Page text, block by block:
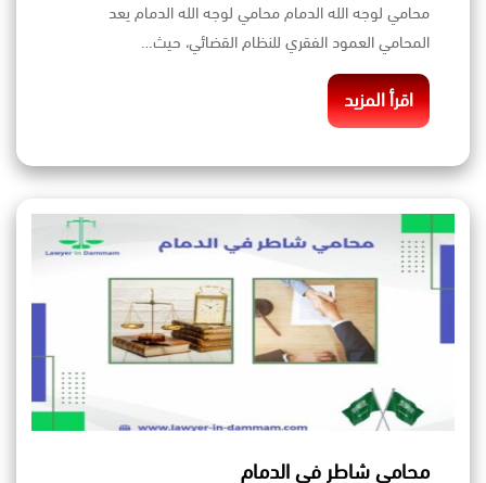
محامي لوجه الله الدمام محامي لوجه الله الدمام يعد
المحامي العمود الفقري للنظام القضائي، حيث…
اقرأ المزيد
محامي شاطر في الدمام